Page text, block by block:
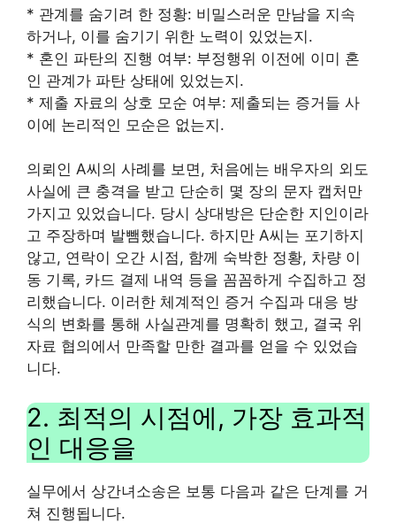
* 관계를 숨기려 한 정황: 비밀스러운 만남을 지속
하거나, 이를 숨기기 위한 노력이 있었는지.
* 혼인 파탄의 진행 여부: 부정행위 이전에 이미 혼
인 관계가 파탄 상태에 있었는지.
* 제출 자료의 상호 모순 여부: 제출되는 증거들 사
이에 논리적인 모순은 없는지.
의뢰인 A씨의 사례를 보면, 처음에는 배우자의 외도
사실에 큰 충격을 받고 단순히 몇 장의 문자 캡처만
가지고 있었습니다. 당시 상대방은 단순한 지인이라
고 주장하며 발뺌했습니다. 하지만 A씨는 포기하지
않고, 연락이 오간 시점, 함께 숙박한 정황, 차량 이
동 기록, 카드 결제 내역 등을 꼼꼼하게 수집하고 정
리했습니다. 이러한 체계적인 증거 수집과 대응 방
식의 변화를 통해 사실관계를 명확히 했고, 결국 위
자료 협의에서 만족할 만한 결과를 얻을 수 있었습
니다.
2. 최적의 시점에, 가장 효과적
인 대응을
실무에서 상간녀소송은 보통 다음과 같은 단계를 거
쳐 진행됩니다.